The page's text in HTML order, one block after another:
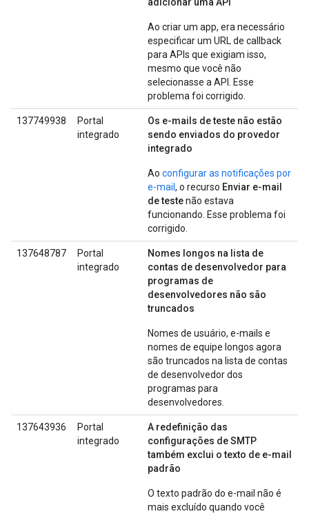
Ao criar um app, era necessário
especificar um URL de callback
para APIs que exigiam isso,
mesmo que você não
selecionasse a API. Esse
problema foi corrigido.
137749938
Portal
integrado
Os e-mails de teste não estão
sendo enviados do provedor
integrado
Ao configurar as notificações por
e-mail , o recurso Enviar e-mail
de testenão estava
funcionando. Esse problema foi
corrigido.
137648787
Portal
integrado
Nomes longos na lista de
contas de desenvolvedor para
programas de
desenvolvedores não são
truncados
Nomes de usuário, e-mails e
nomes de equipe longos agora
são truncados na lista de contas
de desenvolvedor dos
programas para
desenvolvedores.
137643936
Portal
integrado
A redefinição das
configurações de SMTP
também exclui o texto de e-mail
padrão
O texto padrão do e-mail não é
mais excluído quando você